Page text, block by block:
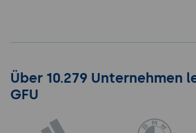
Über 10.279 Unternehmen
GFU